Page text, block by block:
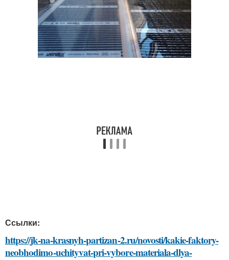
Ссылки:
https://jk-na-krasnyh-partizan-2.ru/novosti/kakie-faktory-
neobhodimo-uchityvat-pri-vybore-materiala-dlya-